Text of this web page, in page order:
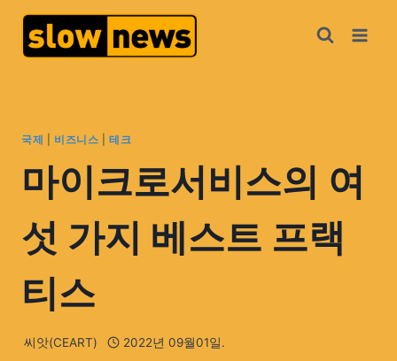
국제 비즈니스 |테크
마이크로서비스의 여
섯 가지 베스트 프랙
티스
씨앗(CEART) 2022년 09월01일.